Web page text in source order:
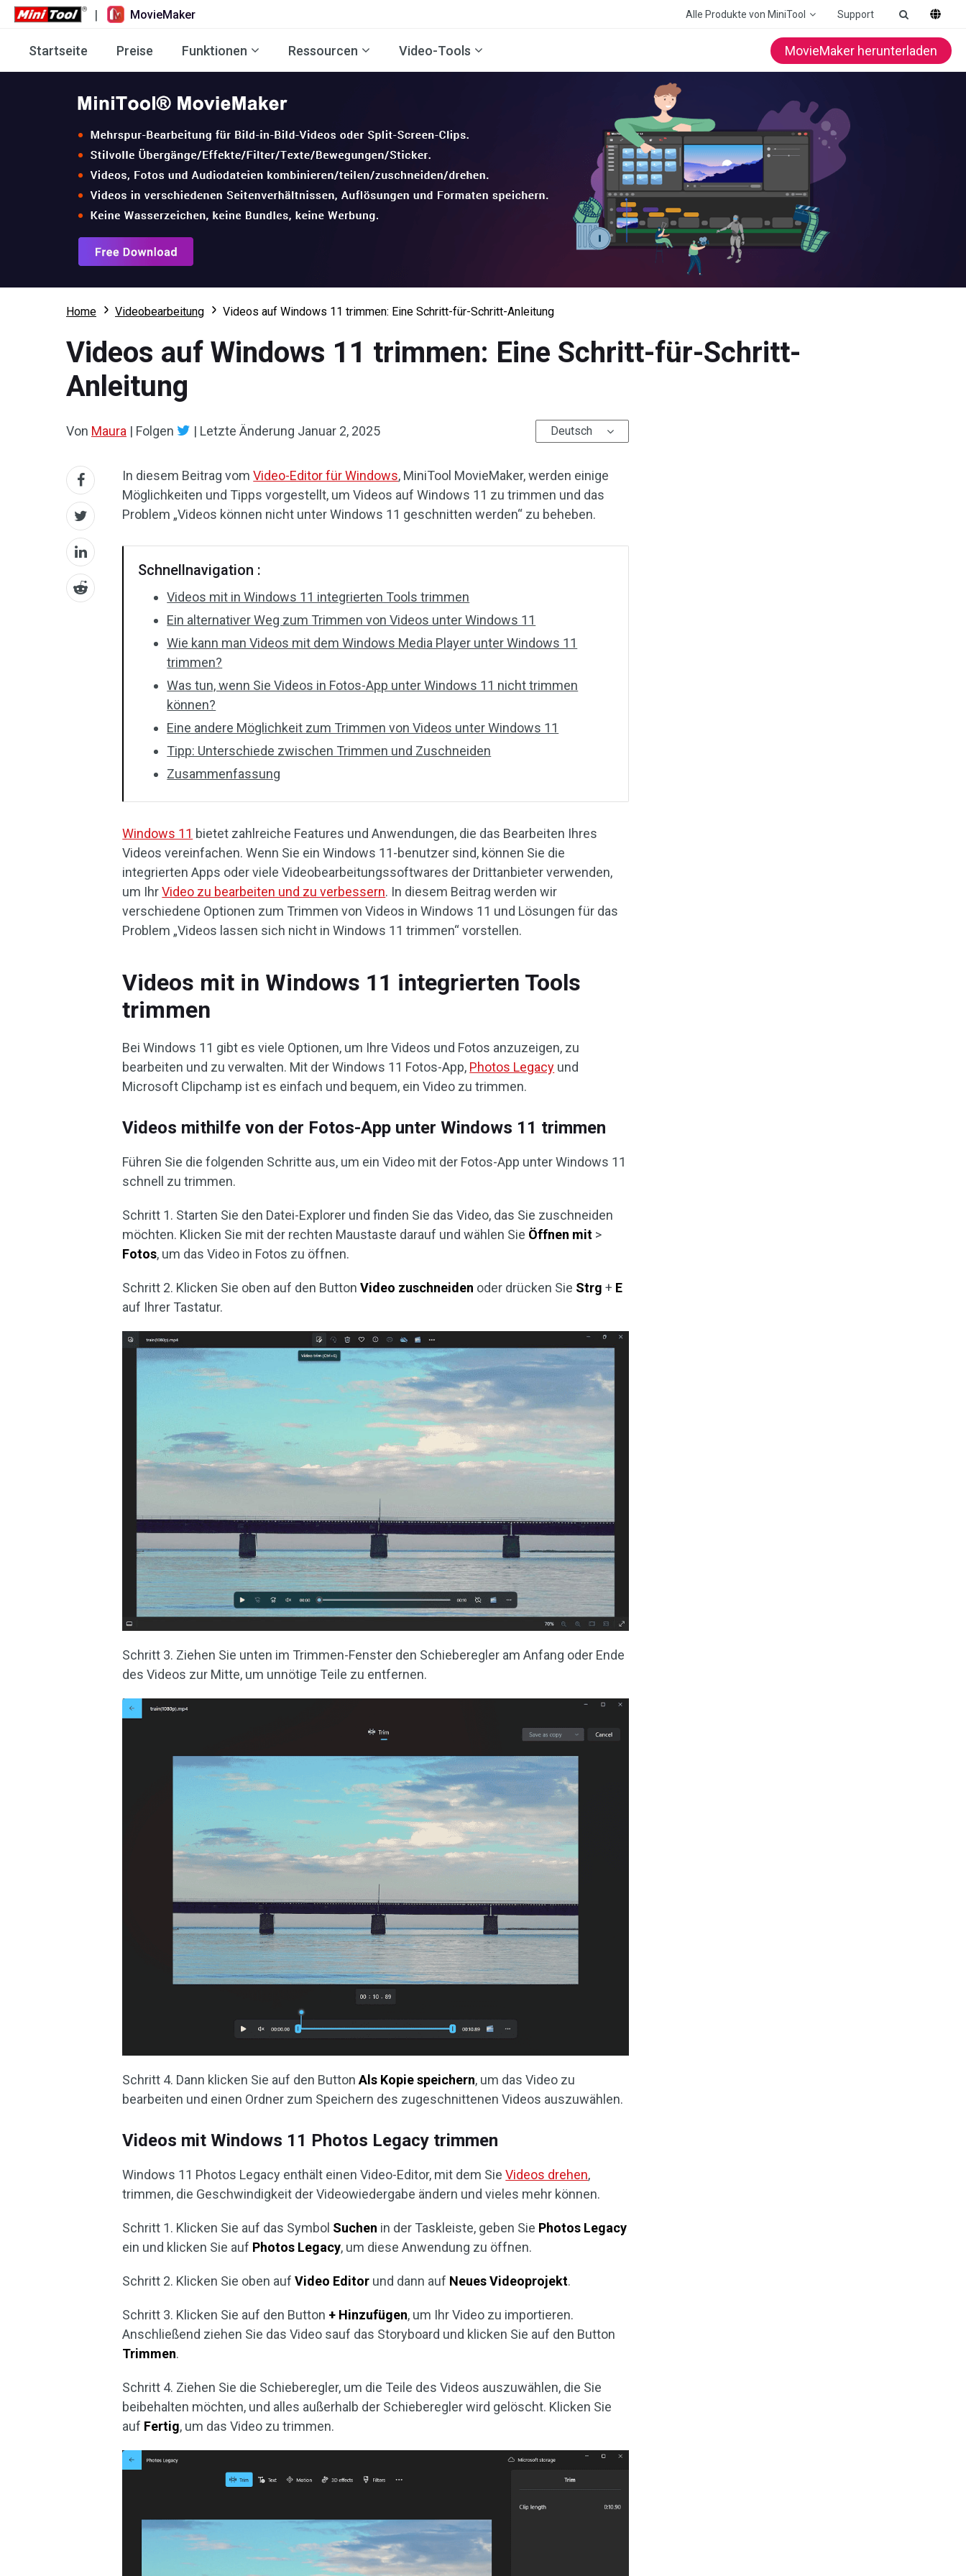
| MovieMaker Alle Produkte von MiniTool Support
Startseite Preise Funktionen Ressourcen Video-Tools MovieMaker herunterladen
Home Videobearbeitung Videos auf Windows 11 trimmen: Eine Schritt-für-Schritt-Anleitung
Videos auf Windows 11 trimmen: Eine Schritt-für-Schritt-
Anleitung
Von Maura | Folgen | Letzte Änderung Januar 2, 2025 Deutsch
In diesem Beitrag vomVideo-Editor für Windows, MiniTool MovieMaker, werden einige
Möglichkeiten und Tipps vorgestellt, um Videos auf Windows 11 zu trimmen und das
Problem „Videos können nicht unter Windows 11 geschnitten werden“ zu beheben.
Schnellnavigation :
Videos mit in Windows 11 integrierten Tools trimmen
Ein alternativer Weg zum Trimmen von Videos unter Windows 11
Wie kann man Videos mit dem Windows Media Player unter Windows 11
trimmen?
Was tun, wenn Sie Videos in Fotos-App unter Windows 11 nicht trimmen
können?
Eine andere Möglichkeit zum Trimmen von Videos unter Windows 11
Tipp: Unterschiede zwischen Trimmen und Zuschneiden
Zusammenfassung
Windows 11 bietet zahlreiche Features und Anwendungen, die das Bearbeiten Ihres
Videos vereinfachen. Wenn Sie ein Windows 11-benutzer sind, können Sie die
integrierten Apps oder viele Videobearbeitungssoftwares der Drittanbieter verwenden,
um IhrVideo zu bearbeiten und zu verbessern. In diesem Beitrag werden wir
verschiedene Optionen zum Trimmen von Videos in Windows 11 und Lösungen für das
Problem „Videos lassen sich nicht in Windows 11 trimmen“ vorstellen.
Videos mit in Windows 11 integrierten Tools
trimmen
Bei Windows 11 gibt es viele Optionen, um Ihre Videos und Fotos anzuzeigen, zu
bearbeiten und zu verwalten. Mit der Windows 11 Fotos-App, Photos Legacy und
Microsoft Clipchamp ist es einfach und bequem, ein Video zu trimmen.
Videos mithilfe von der Fotos-App unter Windows 11 trimmen
Führen Sie die folgenden Schritte aus, um ein Video mit der Fotos-App unter Windows 11
schnell zu trimmen.
Schritt 1. Starten Sie den Datei-Explorer und finden Sie das Video, das Sie zuschneiden
möchten. Klicken Sie mit der rechten Maustaste darauf und wählen Sie Öffnen mit >
Fotos, um das Video in Fotos zu öffnen.
Schritt 2. Klicken Sie oben auf den ButtonVideo zuschneiden oder drücken Sie Strg + E
auf Ihrer Tastatur.
Schritt 3. Ziehen Sie unten im Trimmen-Fenster den Schieberegler am Anfang oder Ende
des Videos zur Mitte, um unnötige Teile zu entfernen.
Schritt 4. Dann klicken Sie auf den ButtonAls Kopie speichern, um das Video zu
bearbeiten und einen Ordner zum Speichern des zugeschnittenen Videos auszuwählen.
Videos mit Windows 11 Photos Legacy trimmen
Windows 11 Photos Legacy enthält einen Video-Editor, mit dem SieVideos drehen,
trimmen, die Geschwindigkeit der Videowiedergabe ändern und vieles mehr können.
Schritt 1. Klicken Sie auf das Symbol Suchen in der Taskleiste, geben Sie Photos Legacy
ein und klicken Sie auf Photos Legacy, um diese Anwendung zu öffnen.
Schritt 2. Klicken Sie oben aufVideo Editor und dann auf Neues Videoprojekt.
Schritt 3. Klicken Sie auf den Button + Hinzufügen, um Ihr Video zu importieren.
Anschließend ziehen Sie das Video sauf das Storyboard und klicken Sie auf den Button
Trimmen.
Schritt 4. Ziehen Sie die Schieberegler, um die Teile des Videos auszuwählen, die Sie
beibehalten möchten, und alles außerhalb der Schieberegler wird gelöscht. Klicken Sie
auf Fertig, um das Video zu trimmen.